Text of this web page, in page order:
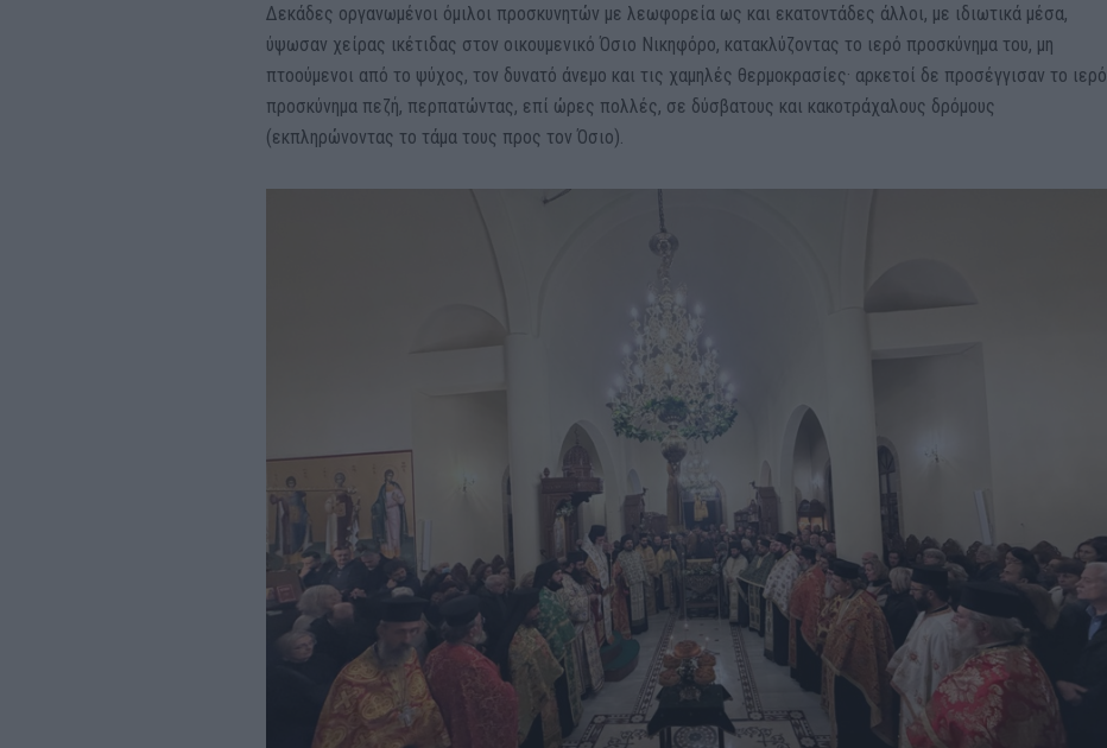
Δεκάδες οργανωμένοι όμιλοι προσκυνητών με λεωφορεία ως και εκατοντάδες άλλοι, με ιδιωτικά μέσα,
ύψωσαν χείρας ικέτιδας στον οικουμενικό Όσιο Νικηφόρο, κατακλύζοντας το ιερό προσκύνημα του, μη
πτοούμενοι από το ψύχος, τον δυνατό άνεμο και τις χαμηλές θερμοκρασίες· αρκετοί δε προσέγγισαν το ιερό
προσκύνημα πεζή, περπατώντας, επί ώρες πολλές, σε δύσβατους και κακοτράχαλους δρόμους
(εκπληρώνοντας το τάμα τους προς τον Όσιο).